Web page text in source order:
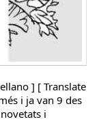
] [ Translate
i ja van 9 des
i